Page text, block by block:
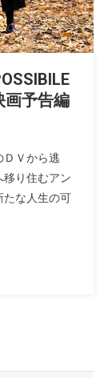
画予告編
ＤＶから逃
り住むアン
たな人生の可